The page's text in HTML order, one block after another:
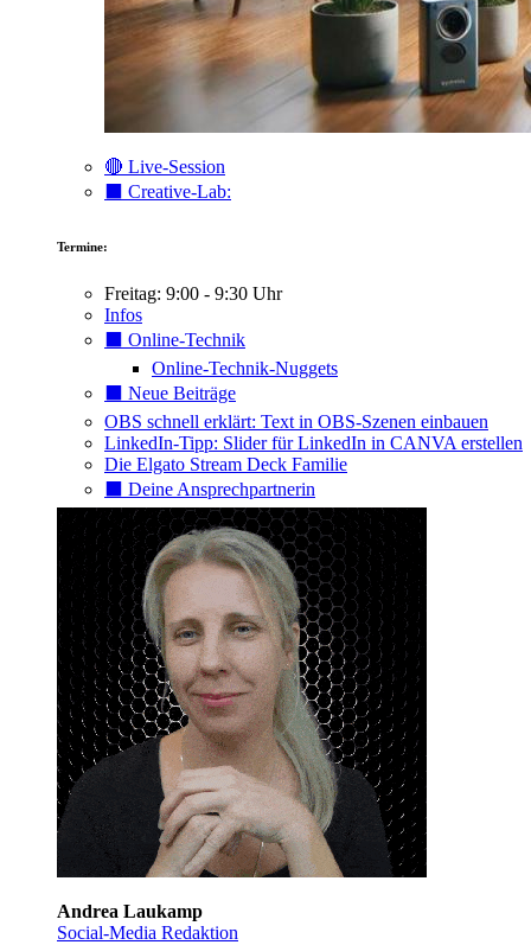
🔴 Live-Session
⬛️ Creative-Lab:
Termine:
Freitag: 9:00 - 9:30 Uhr
Infos
⬛️ Online-Technik
Online-Technik-Nuggets
⬛️ Neue Beiträge
OBS schnell erklärt: Text in OBS-Szenen einbauen
LinkedIn-Tipp: Slider für LinkedIn in CANVA erstellen
Die Elgato Stream Deck Familie
⬛️ Deine Ansprechpartnerin
Andrea Laukamp
Social-Media Redaktion